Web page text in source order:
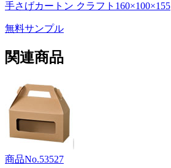
手さげカートン クラフト160×100×155
無料サンプル
関連商品
商品No.53527